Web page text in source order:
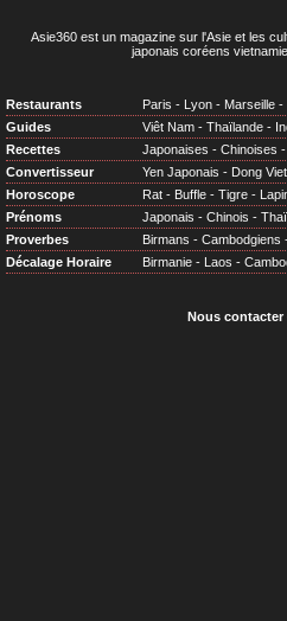
Asie360 est un magazine sur l'Asie et les
japonais coréens
Restaurants Paris - Lyon - Marseille -
Guides
Viêt Nam - Thaïlande -
Recettes
Japonaises - Chinoises -
Convertisseur
Yen Japonais - Dong
Horoscope
Rat - Buffle - Tigre -
Prénoms
Japonais - Chinois -
Proverbes
Birmans - Cambodgiens
Décalage Horaire
Birmanie - Laos -
Nous contacter